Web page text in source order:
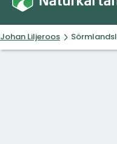
Johan Liljeroos